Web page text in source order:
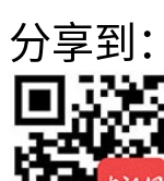
分享到：